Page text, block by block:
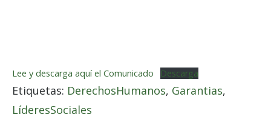
Lee y descarga aquí el Comunicado Descarga
Etiquetas: DerechosHumanos, Garantias,
LíderesSociales